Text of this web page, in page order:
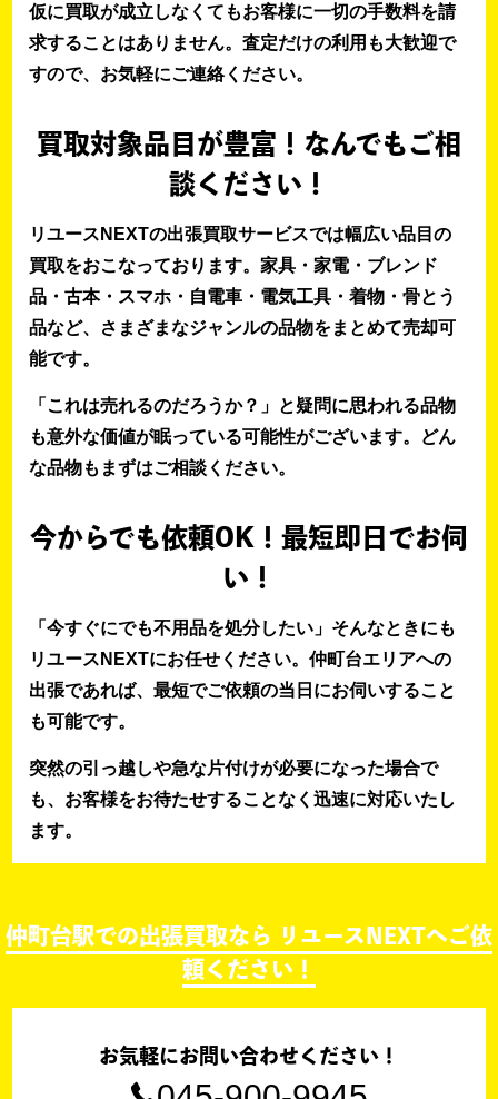
仮に買取が成立しなくてもお客様に一切の手数料を請
求することはありません。査定だけの利用も大歓迎で
すので、お気軽にご連絡ください。
買取対象品目が豊富！なんでもご相
談ください！
リユースNEXTの出張買取サービスでは幅広い品目の
買取をおこなっております。家具・家電・ブレンド
品・古本・スマホ・自電車・電気工具・着物・骨とう
品など、さまざまなジャンルの品物をまとめて売却可
能です。
「これは売れるのだろうか？」と疑問に思われる品物
も意外な価値が眠っている可能性がございます。どん
な品物もまずはご相談ください。
今からでも依頼OK！最短即日でお伺
い！
「今すぐにでも不用品を処分したい」そんなときにも
リユースNEXTにお任せください。仲町台エリアへの
出張であれば、最短でご依頼の当日にお伺いすること
も可能です。
突然の引っ越しや急な片付けが必要になった場合で
も、お客様をお待たせすることなく迅速に対応いたし
ます。
仲町台駅での出張買取なら リユースNEXTへご依
頼ください！
お気軽にお問い合わせください！